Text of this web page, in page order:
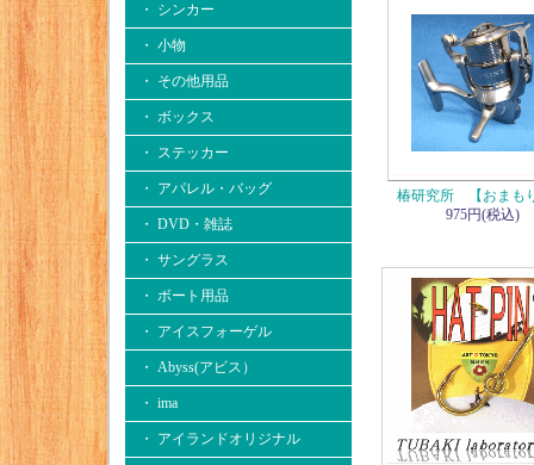
・ シンカー
・ 小物
・ その他用品
・ ボックス
・ ステッカー
・ アパレル・バッグ
・ DVD・雑誌
・ サングラス
・ ボート用品
・ アイスフォーゲル
・ Abyss(アビス）
・ ima
・ アイランドオリジナル
椿研究所 【おまも
975円(税込)